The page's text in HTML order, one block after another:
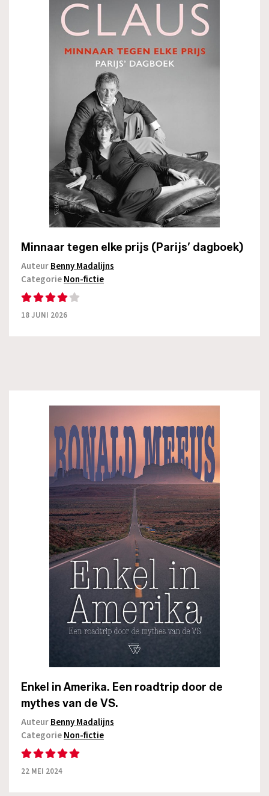
Minnaar tegen elke prijs (Parijs’ dagboek)
AuteurBenny Madalijns
CategorieNon-fictie
18 JUNI 2026
Enkel in Amerika. Een roadtrip door de
mythes van de VS.
AuteurBenny Madalijns
CategorieNon-fictie
22 MEI 2024